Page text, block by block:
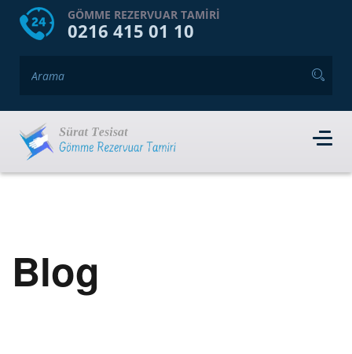
HOME HAKKIMIZDA
GÖMME REZERVUAR TAMIRI
0216 415 01 10
Blog